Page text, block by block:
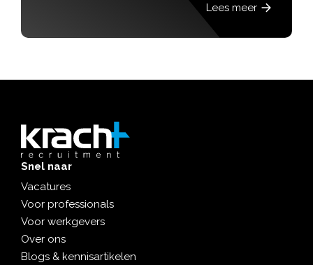
Lees meer
Snel naar
Vacatures
Voor professionals
Voor werkgevers
Over ons
Blogs & kennisartikelen